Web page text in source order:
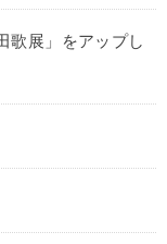
歌展」をアップし